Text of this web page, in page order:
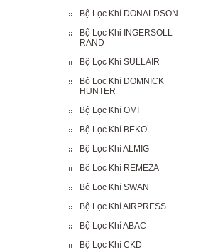
Bộ Lọc Khí DONALDSON
Bộ Lọc Khi INGERSOLL
RAND
Bộ Lọc Khí SULLAIR
Bộ Lọc Khí DOMNICK
HUNTER
Bộ Lọc Khí OMI
Bộ Lọc Khí BEKO
Bộ Lọc Khí ALMIG
Bộ Lọc Khí REMEZA
Bộ Lọc Khí SWAN
Bộ Lọc Khí AIRPRESS
Bộ Lọc Khí ABAC
Bộ Lọc Khí CKD